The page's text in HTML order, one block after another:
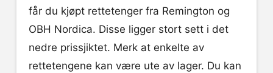
får du kjøpt rettetenger fra Remington og
OBH Nordica. Disse ligger stort sett i det
nedre prissjiktet. Merk at enkelte av
rettetengene kan være ute av lager. Du kan